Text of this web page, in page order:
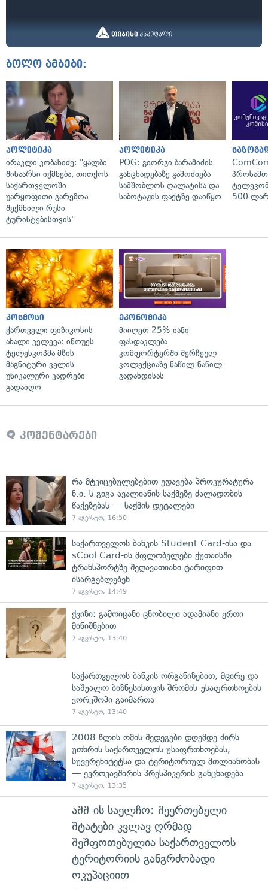
ბოლო ამბები:
პოლიტიკა
ირაკლი კობახიძე: "ყალბი
შინაარსი იქმნება, თითქოს
საქართველოში
უარყოფითი გარემოა
შექმნილი რუსი
ტურისტებისთვის"
პოლიტიკა
POG: გიორგი ბარამიძის
განცხადებაზე გამოძიება
სამშობლოს ღალატისა და
საბოტაჟის ფაქტზე დაიწყო
500
კოსმოსი
ქართველი ფიზიკოსის
ახალი კვლევა: ინოუეს
ტელესკოპმა მზის
მაგნიტური ველის
უნიკალური კადრები
გადაიღო
ეკონომიკა
მიიღეთ 25%-იანი
ფასდაკლება
კომფორტერში შერჩეულ
კოლექციაზე ნაწილ-ნაწილ
გადახდისას
კომენტარები
რა მტკიცებულებებით ედავება პროკურატურა
ნ.ი.-ს გიგა ავალიანის საქმეზე ძალადობის
წაქეზებას — საქმის დეტალები
7 აგვისტო, 16:50
საქართველოს ბანკის Student Card-ისა და
sCool Card-ის მფლობელები ქუთაისში
ტრანსპორტზე შეღავათიანი ტარიფით
ისარგებლებენ
7 აგვისტო, 14:49
ქვიზი: გამოიცანი ცნობილი ადამიანი ერთი
მინიშნებით
7 აგვისტო, 13:40
საქართველოს ბანკის ორგანიზებით, მცირე და
საშუალო ბიზნესისთვის შრომის უსაფრთხოების
ვორკშოპი გაიმართა
7 აგვისტო, 13:40
2008 წლის ომის შედეგები დღემდე ძირს
უთხრის საქართველოს უსაფრთხოებას,
სუვერენიტეტსა და ტერიტორიულ მთლიანობას
— ევროკავშირის პრესპიკერის განცხადება
7 აგვისტო, 13:35
აშშ-ის საელჩო: შეერთებული
შტატები კვლავ ღრმად
შეშფოთებულია საქართველოს
ტერიტორიის განგრძობადი
ოკუპაციით